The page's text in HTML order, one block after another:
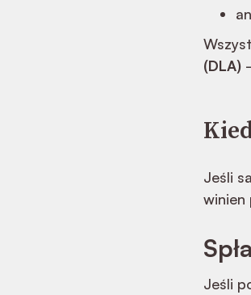
(DLA)
Jeśli
winien
Jeśli